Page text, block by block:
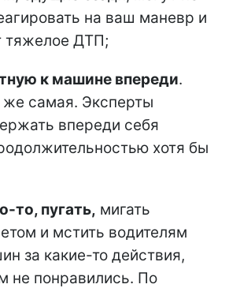
на ваш маневр и
тяжелое ДТП;
к машине впереди.
же самая. Эксперты
впереди себя
хотя бы
то, пугать, мигать
и мстить водителям
за какие-то действия,
не понравились. По